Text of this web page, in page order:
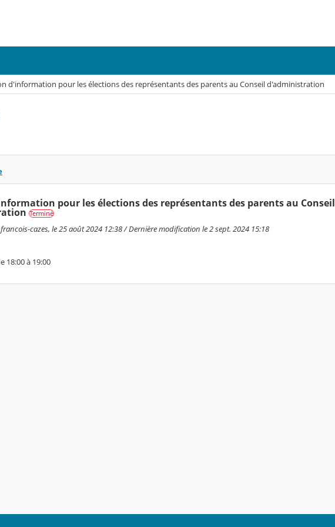
d'information pour les élections des représentants des parents au Conseil d'administration
pour les élections des représentants des parents au Conseil
Terminé
cazes, le 25 août 2024 12:38 / Dernière modification le 2 sept. 2024 15:18
18:00 à 19:00